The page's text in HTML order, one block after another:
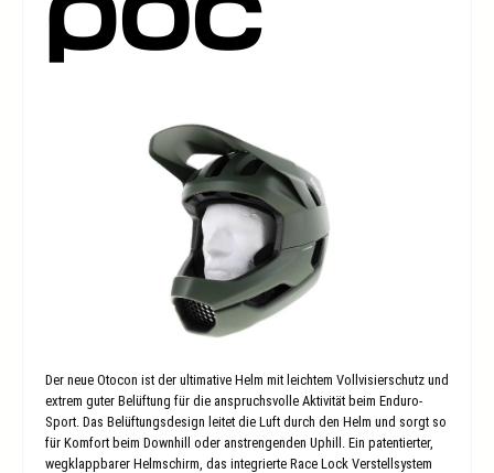
Der neue Otocon ist der ultimative Helm mit leichtem Vollvisierschutz und
extrem guter Belüftung für die anspruchsvolle Aktivität beim Enduro-
Sport. Das Belüftungsdesign leitet die Luft durch den Helm und sorgt so
für Komfort beim Downhill oder anstrengenden Uphill. Ein patentierter,
wegklappbarer Helmschirm, das integrierte Race Lock Verstellsystem